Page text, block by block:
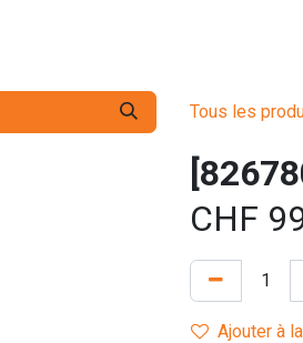
Tous les
CHF
Ajouter à